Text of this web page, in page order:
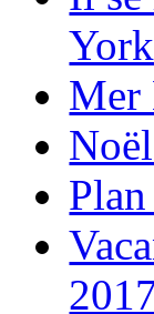
York
Mer